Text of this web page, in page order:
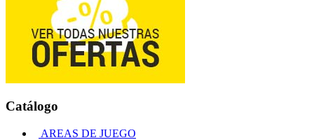
Catálogo
AREAS DE JUEGO